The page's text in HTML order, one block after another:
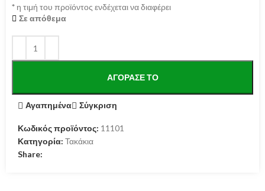
*η τιμή του προϊόντος ενδέχεται να διαφέρει
Σε απόθεμα
ΑΓΌΡΑΣΕ ΤΟ
Αγαπημένα Σύγκριση
Κωδικός προϊόντος: 11101
Κατηγορία: Τακάκια
Share: